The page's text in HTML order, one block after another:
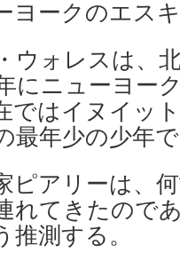
ヨークのエス
ウォレスは、
にニューヨー
ではイヌイッ
最年少の少年
ピアリーは、
れてきたので
推測する。